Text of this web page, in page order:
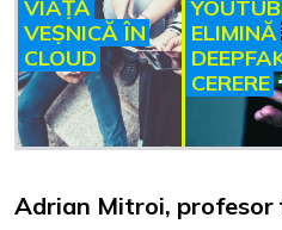
VIAȚĂ
VEȘNICĂ ÎN
CLOUD
ELIMINĂ
CERERE
Adrian Mitroi, profesor